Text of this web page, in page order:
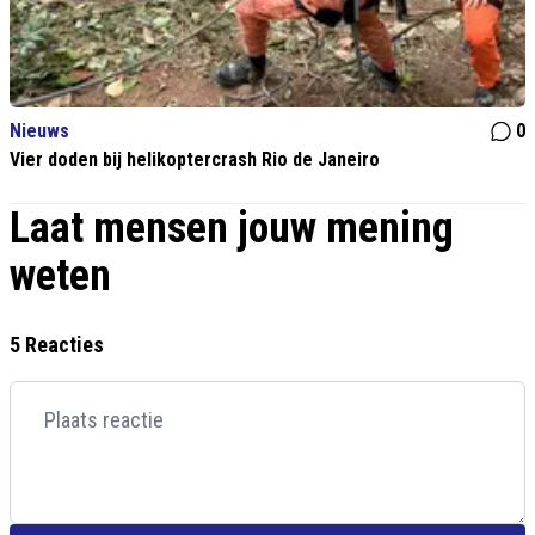
Nieuws
0
Vier doden bij helikoptercrash Rio de Janeiro
Laat mensen jouw mening
weten
5 Reacties